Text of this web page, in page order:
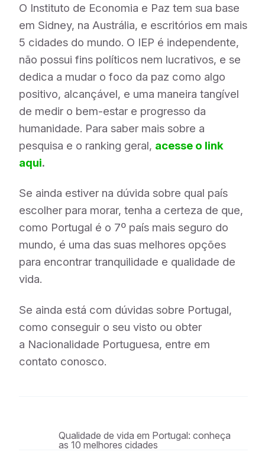
O Instituto de Economia e Paz tem sua base
em Sidney, na Austrália, e escritórios em mais
5 cidades do mundo. O IEP é independente,
não possui fins políticos nem lucrativos, e se
dedica a mudar o foco da paz como algo
positivo, alcançável, e uma maneira tangível
de medir o bem-estar e progresso da
humanidade. Para saber mais sobre a
pesquisa e o ranking geral, acesse o link
aqui.
Se ainda estiver na dúvida sobre qual país
escolher para morar, tenha a certeza de que,
como Portugal é o 7º país mais seguro do
mundo, é uma das suas melhores opções
para encontrar tranquilidade e qualidade de
vida.
Se ainda está com dúvidas sobre Portugal,
como conseguir o seu visto ou obter
a Nacionalidade Portuguesa, entre em
contato conosco.
Qualidade de vida em Portugal: conheça
as 10 melhores cidades